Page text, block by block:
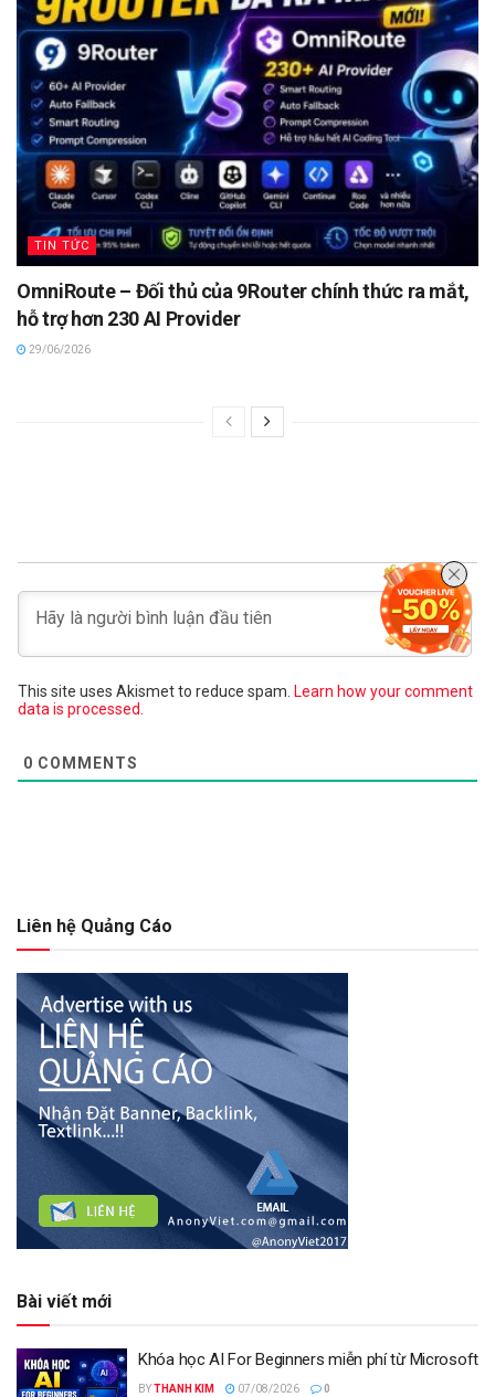
TIN TỨC
OmniRoute – Đối thủ của 9Router chính thức ra mắt,
hỗ trợ hơn 230 AI Provider
29/06/2026
This site uses Akismet to reduce spam. Learn how your comment
data is processed.
0 COMMENTS
Liên hệ Quảng Cáo
Bài viết mới
Khóa học AI For Beginners miễn phí từ Microsoft
BYTHANH KIM 07/08/2026 0